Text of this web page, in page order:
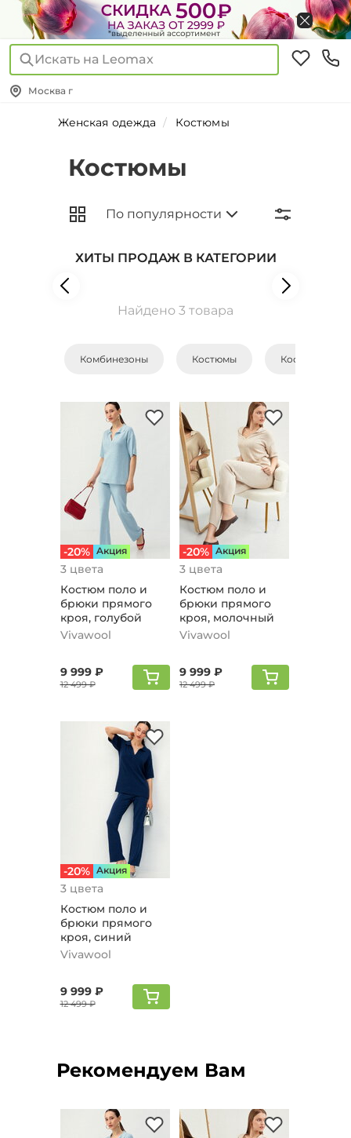
Искать на Leomax
Москва г
Женская одежда Костюмы
Костюмы
ХИТЫ ПРОДАЖ В КАТЕГОРИИ
Найдено 3 товара
Комбинезоны Костюмы Костюмы с
-20% Aкция
3 цвета
Костюм поло и
брюки прямого
кроя, голубой
Vivawool
9 999 ₽
12 499 ₽
-20% Aкция
3 цвета
Костюм поло и
брюки прямого
кроя, молочный
Vivawool
9 999 ₽
12 499 ₽
-20% Aкция
3 цвета
Костюм поло и
брюки прямого
кроя, синий
Vivawool
9 999 ₽
12 499 ₽
Рекомендуем Вам